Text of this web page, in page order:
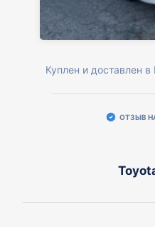
Куплен и доставлен
ОТЗЫВ